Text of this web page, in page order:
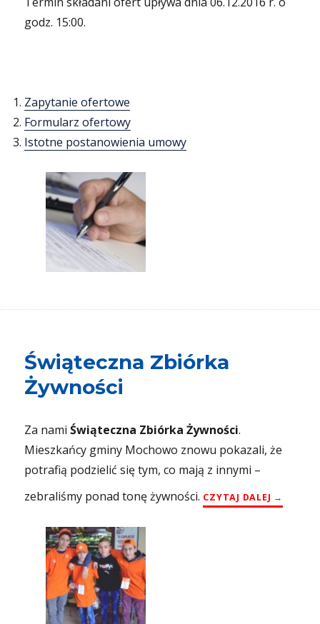
godz. 15:00.
Zapytanie ofertowe
Formularz ofertowy
Istotne postanowienia umowy
Świąteczna Zbiórka
Żywności
Za namiŚwiąteczna Zbiórka Żywności.
Mieszkańcy gminy Mochowo znowu pokazali, że
potrafią podzielić się tym, co mają z innymi –
zebraliśmy ponad tonę żywności. CZYTAJ DALEJ